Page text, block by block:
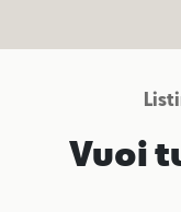
ContattiVuoi